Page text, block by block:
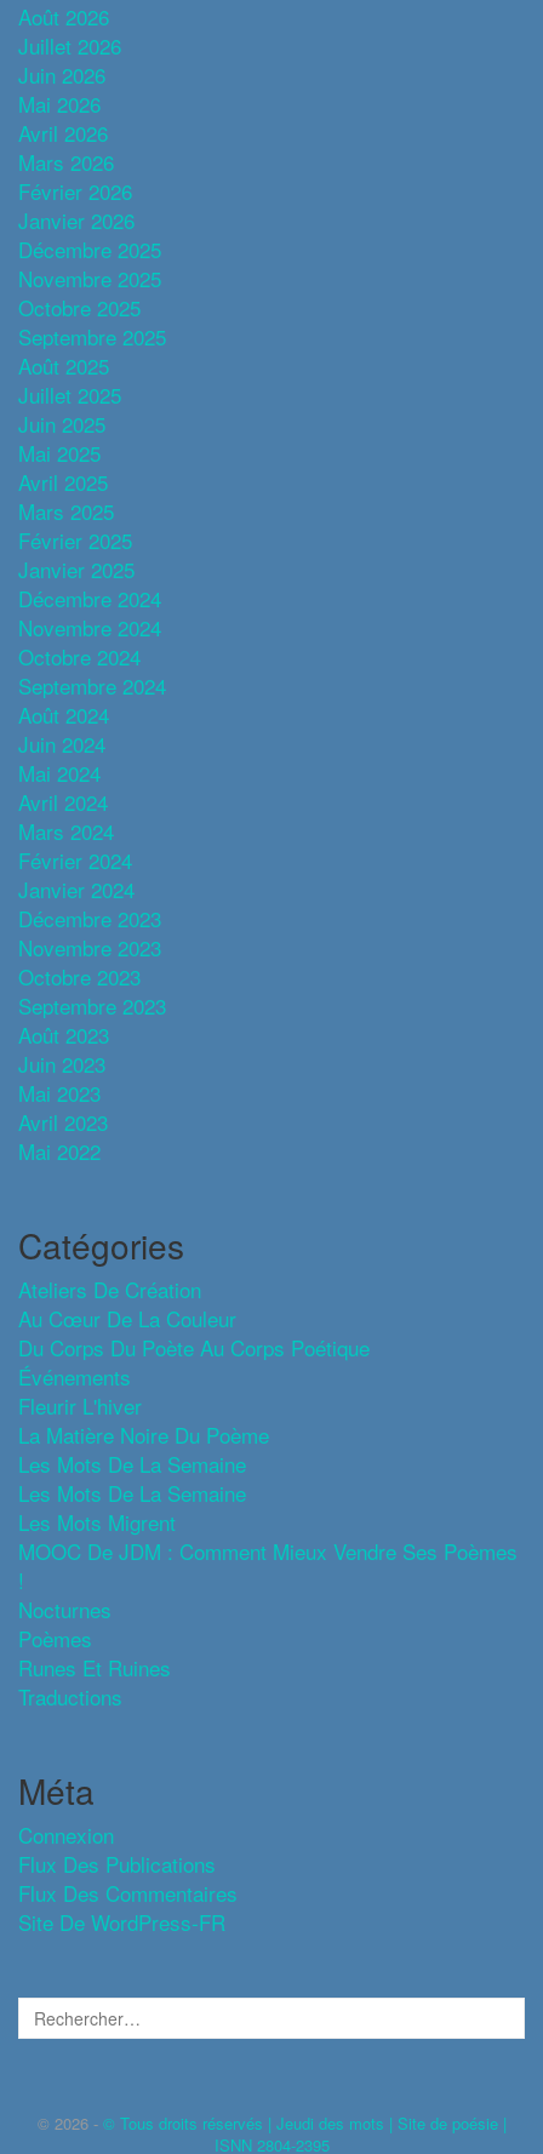
Août 2026
Juillet 2026
Juin 2026
Mai 2026
Avril 2026
Mars 2026
Février 2026
Janvier 2026
Décembre 2025
Novembre 2025
Octobre 2025
Septembre 2025
Août 2025
Juillet 2025
Juin 2025
Mai 2025
Avril 2025
Mars 2025
Février 2025
Janvier 2025
Décembre 2024
Novembre 2024
Octobre 2024
Septembre 2024
Août 2024
Juin 2024
Mai 2024
Avril 2024
Mars 2024
Février 2024
Janvier 2024
Décembre 2023
Novembre 2023
Octobre 2023
Septembre 2023
Août 2023
Juin 2023
Mai 2023
Avril 2023
Mai 2022
Catégories
Ateliers De Création
Au Cœur De La Couleur
Du Corps Du Poète Au Corps Poétique
Événements
Fleurir L'hiver
La Matière Noire Du Poème
Les Mots De La Semaine
Les Mots De La Semaine
Les Mots Migrent
MOOC De JDM : Comment Mieux Vendre Ses Poèmes
!
Nocturnes
Poèmes
Runes Et Ruines
Traductions
Méta
Connexion
Flux Des Publications
Flux Des Commentaires
Site De WordPress-FR
© 2026 - © Tous droits réservés | Jeudi des mots | Site de poésie |
ISNN 2804-2395